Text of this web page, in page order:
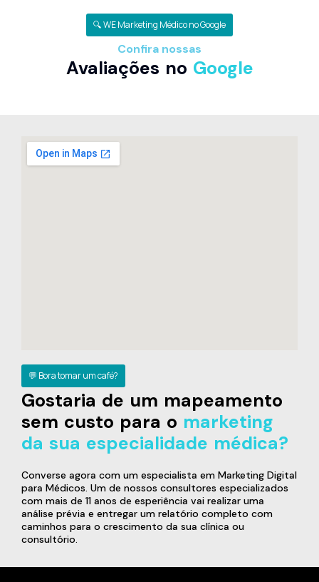
🔍 WE Marketing Médico no Google
Confira nossas
Avaliações no Google
💬 Bora tomar um café?
Gostaria de um mapeamento
sem custo para o marketing
da sua especialidade médica?
Converse agora com um especialista em Marketing Digital
para Médicos. Um de nossos consultores especializados
com mais de 11 anos de esperiência vai realizar uma
análise prévia e entregar um relatório completo com
caminhos para o crescimento da sua clínica ou
consultório.